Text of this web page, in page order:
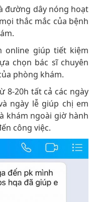
đường dây nóng hoạt
thắc mắc của bệnh
online giúp tiết kiệm
chọn bác sĩ chuyên
phòng khám.
8-20h tất cả các ngày
ngày lễ giúp chị em
khám ngoài giờ hành
công việc.